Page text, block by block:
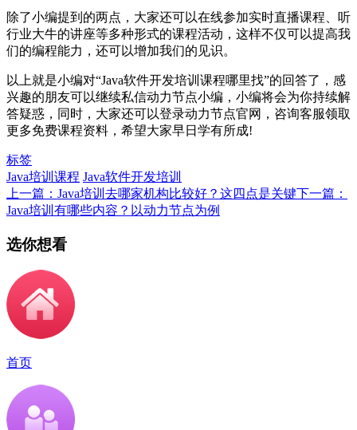
除了小编提到的两点，大家还可以在线参加实时直播课程、听
行业大牛的讲座等多种形式的课程活动，这样不仅可以提高我
们的编程能力，还可以增加我们的见识。
以上就是小编对“Java软件开发培训课程哪里找”的回答了，感
兴趣的朋友可以继续私信动力节点小编，小编将会为你持续解
答疑惑，同时，大家还可以登录动力节点官网，咨询客服领取
更多免费课程资料，希望大家早日学有所成!
标签
Java培训课程 Java软件开发培训
上一篇：Java培训去哪家机构比较好？这四点是关键下一篇：
Java培训有哪些内容？以动力节点为例
选你想看
首页